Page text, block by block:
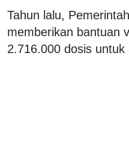
Tahun lalu,
memberikan bantuan
2.716.000 dosis